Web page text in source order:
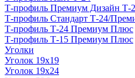
Т-профиль Премиум Дизайн Т-
Т-профиль Стандарт Т-24/
Т-профиль Т-24 Премиум Плюс
Т-профиль Т-15 Премиум Плюс
Уголки
Уголок 19х19
Уголок 19х24